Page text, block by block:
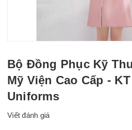
Bộ Đồng Phục Kỹ
Mỹ Viện Cao Cấp -
Uniforms
Viết đánh giá